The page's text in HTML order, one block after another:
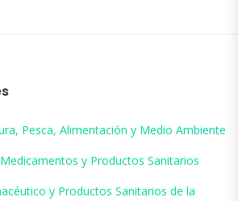
Pesca, Alimentación y Medio Ambiente
y Productos Sanitarios
y Productos Sanitarios de la